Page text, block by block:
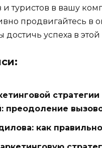
и туристов в вашу
продвигайтесь в
успеха в
преодоление
как